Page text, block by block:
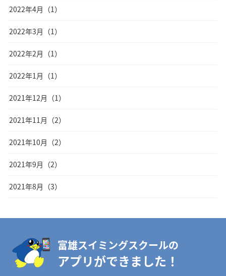
2022年4月（1）
2022年3月（1）
2022年2月（1）
2022年1月（1）
2021年12月（1）
2021年11月（2）
2021年10月（2）
2021年9月（2）
2021年8月（3）
富雄スイミングスクールの
アプリができました！